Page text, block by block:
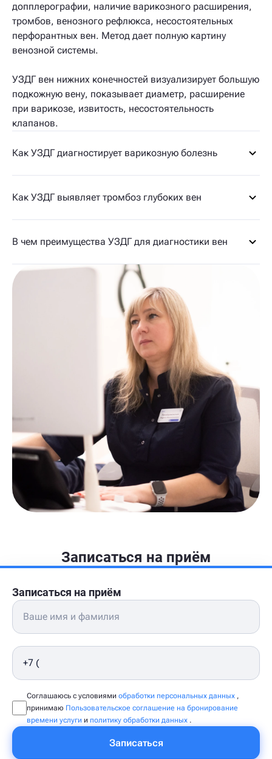
допплерографии, наличие варикозного расширения,
тромбов, венозного рефлюкса, несостоятельных
перфорантных вен. Метод дает полную картину
венозной системы.
УЗДГ вен нижних конечностей визуализирует большую
подкожную вену, показывает диаметр, расширение
при варикозе, извитость, несостоятельность
клапанов.
Как УЗДГ диагностирует варикозную болезнь
Как УЗДГ выявляет тромбоз глубоких вен
В чем преимущества УЗДГ для диагностики вен
Записаться на приём
Записаться на приём
Соглашаюсь с условиями обработки персональных данных ,
принимаю Пользовательское соглашение на бронирование
времени услуги и политику обработки данных .
Записаться